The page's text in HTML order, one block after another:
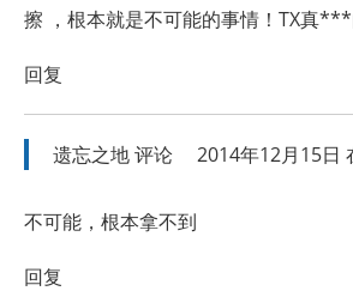
擦 ，根本就是不可能的事情！TX真
回复
遗忘之地评论 2014年12月15日
不可能，根本拿不到
回复